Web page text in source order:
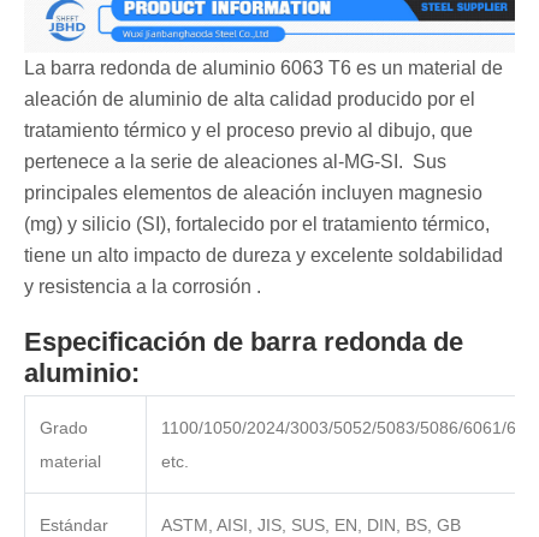
La barra redonda de aluminio 6063 T6 es un material de
aleación de aluminio de alta calidad producido por el
tratamiento térmico y el proceso previo al dibujo, que
pertenece a la serie de aleaciones al-MG-SI. ‌ Sus
principales elementos de aleación incluyen magnesio
(mg) y silicio (SI), fortalecido por el tratamiento térmico,
tiene un alto impacto de dureza y excelente soldabilidad
y resistencia a la corrosión ‌.
Especificación de barra redonda de
aluminio:
Grado
material
1100/1050/2024/3003/5052/5083/5086/6061/
etc.
Estándar ASTM, AISI, JIS, SUS, EN, DIN, BS, GB